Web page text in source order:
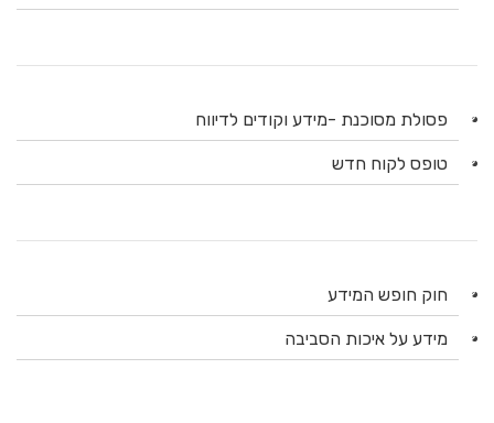
פסולת מסוכנת -מידע וקודים לדיווח
טופס לקוח חדש
חוק חופש המידע
מידע על איכות הסביבה